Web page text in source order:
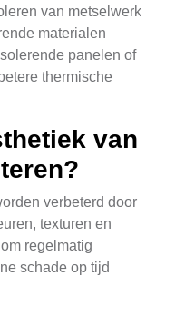
van metselwerk
materialen
panelen of
thermische
van
verbeterd door
texturen en
regelmatig
schade op tijd